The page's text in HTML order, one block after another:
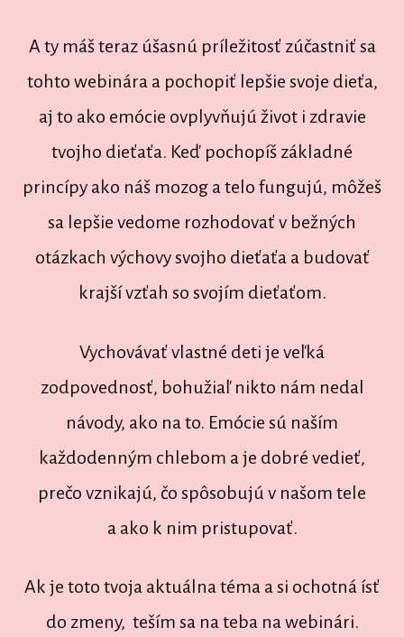
A ty máš teraz úšasnú príležitosť zúčastniť sa
tohto webinára a pochopiť lepšie svoje dieťa,
aj to ako emócie ovplyvňujú život i zdravie
tvojho dieťaťa. Keď pochopíš základné
princípy ako náš mozog a telo fungujú, môžeš
sa lepšie vedome rozhodovať v bežných
otázkach výchovy svojho dieťaťa a budovať
krajší vzťah so svojím dieťaťom.
Vychovávať vlastné deti je veľká
zodpovednosť, bohužiaľ nikto nám nedal
návody, ako na to. Emócie sú naším
každodenným chlebom a je dobré vedieť,
prečo vznikajú, čo spôsobujú v našom tele
a ako k nim pristupovať.
Ak je toto tvoja aktuálna téma a si ochotná ísť
do zmeny, teším sa na teba na webinári.